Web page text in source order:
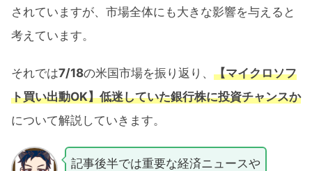
されていますが、市場全体にも大きな影響を与えると
考えています。
それでは7/18の米国市場を振り返り、 【マイクロソフ
ト買い出動OK】低迷していた銀行株に投資チャンスか
について解説していきます。
記事後半では重要な経済ニュースや